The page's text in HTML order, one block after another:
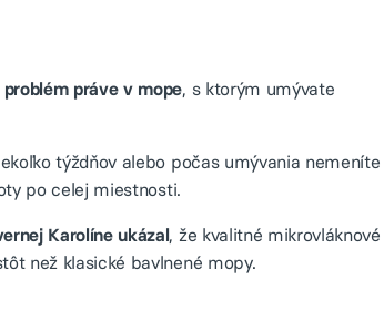
problém práve v mope, s ktorým umývate
týždňov alebo počas umývania nemeníte
po celej miestnosti.
Karolíne ukázal, že kvalitné mikrovláknové
než klasické bavlnené mopy.